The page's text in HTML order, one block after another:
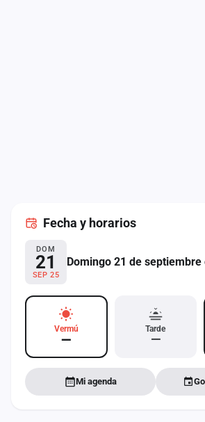
Fecha y horarios
DOM
21
SEP 25
Domingo 21 de septiembre
Vermú
—
Tarde
—
Mi agenda
Administración
Contacto